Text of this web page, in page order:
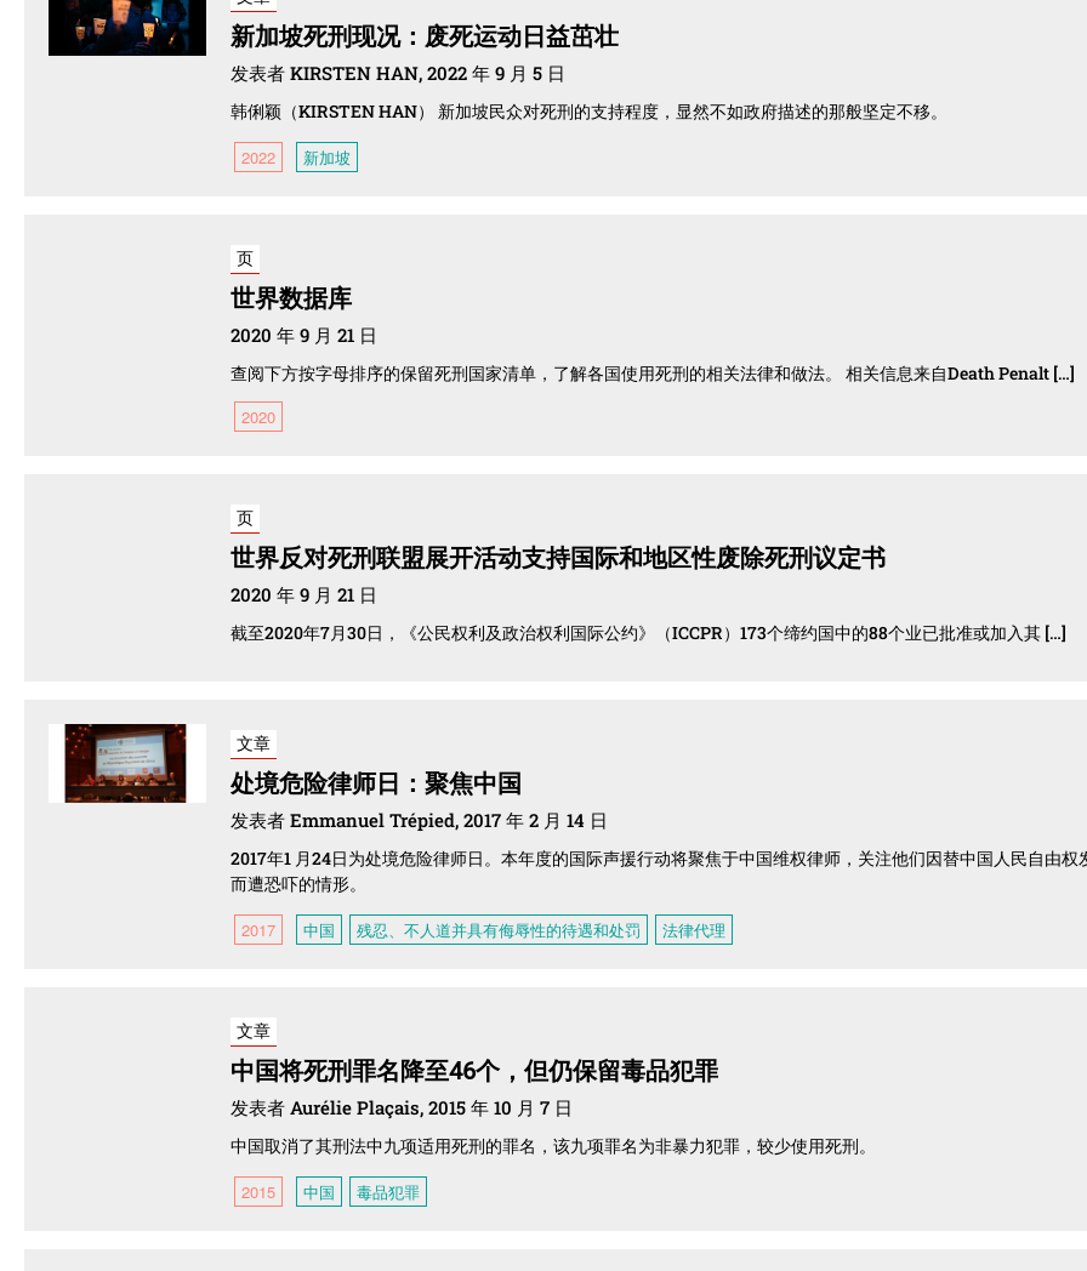
新加坡死刑现况：废死运动日益茁壮
发表者 KIRSTEN HAN, 2022 年 9 月 5 日
韩俐颖（KIRSTEN HAN） 新加坡民众对死刑的支持程度，显然不如政府描述的那般坚定不移。
2022
新加坡
页
世界数据库
2020 年 9 月 21 日
查阅下方按字母排序的保留死刑国家清单，了解各国使用死刑的相关法律和做法。 相关信息来自Death Penalt […]
2020
页
世界反对死刑联盟展开活动支持国际和地区性废除死刑议定书
2020 年 9 月 21 日
截至2020年7月30日，《公民权利及政治权利国际公约》（ICCPR）173个缔约国中的88个业已批准或加入其 […]
文章
处境危险律师日：聚焦中国
发表者 Emmanuel Trépied, 2017 年 2 月 14 日
2017年1 月24日为处境危险律师日。本年度的国际声援行动将聚焦于中国维权律师，关注他们因替中国人民自由权
而遭恐吓的情形。
2017
中国 残忍、不人道并具有侮辱性的待遇和处罚 法律代理
文章
中国将死刑罪名降至46个，但仍保留毒品犯罪
发表者 Aurélie Plaçais, 2015 年 10 月 7 日
中国取消了其刑法中九项适用死刑的罪名，该九项罪名为非暴力犯罪，较少使用死刑。
2015
中国 毒品犯罪